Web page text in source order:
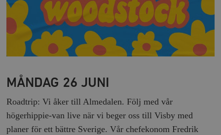
MÅNDAG 26 JUNI
Roadtrip: Vi åker till Almedalen. Följ med vår
högerhippie-van live när vi beger oss till Visby med
planer för ett bättre Sverige. Vår chefekonom Fredrik